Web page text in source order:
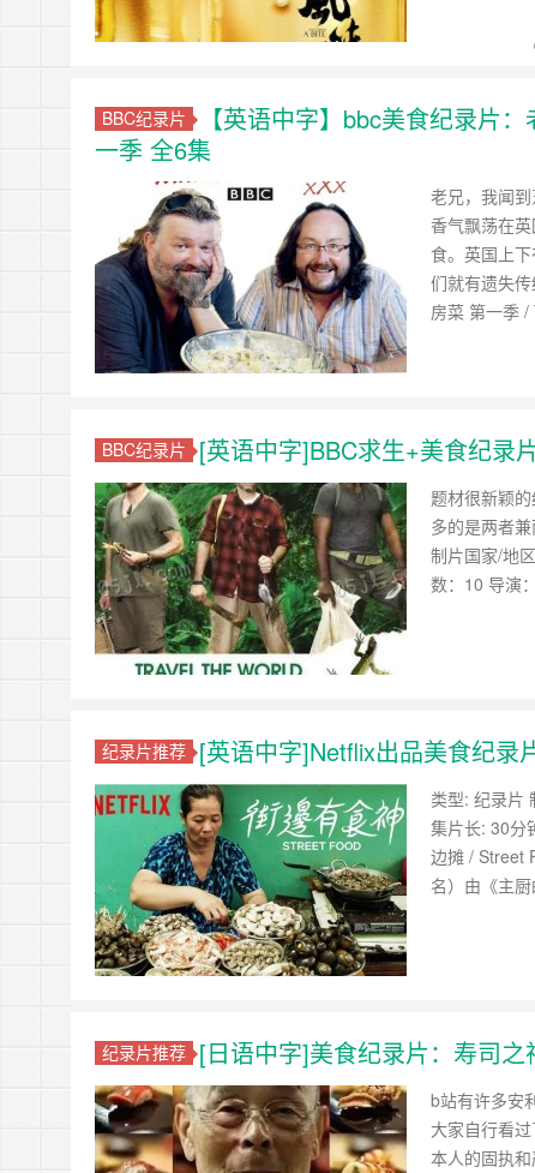
BBC纪录片
【英语中字】bbc美食纪录片
一季 全6集
老兄，我闻
香气飘荡在
食。英国上
们就有遗失
房菜 第一季
BBC纪录片 [英语中字]BBC求生+美食纪录
题材很新颖
多的是两者
制片国家/地
数：10 导演
纪录片推荐 [英语中字]Netflix出品美食纪录
类型: 纪录片
集片长: 30分
边摊 / Street
名）由《主
纪录片推荐 [日语中字]美食纪录片：寿司
b站有许多安
大家自行看
本人的固执